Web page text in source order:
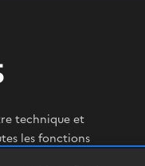
technique et
les fonctions